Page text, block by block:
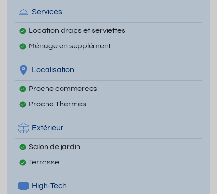
Services
Location draps et serviettes
Ménage en supplément
Localisation
Proche commerces
Proche Thermes
Extérieur
Salon de jardin
Terrasse
High-Tech